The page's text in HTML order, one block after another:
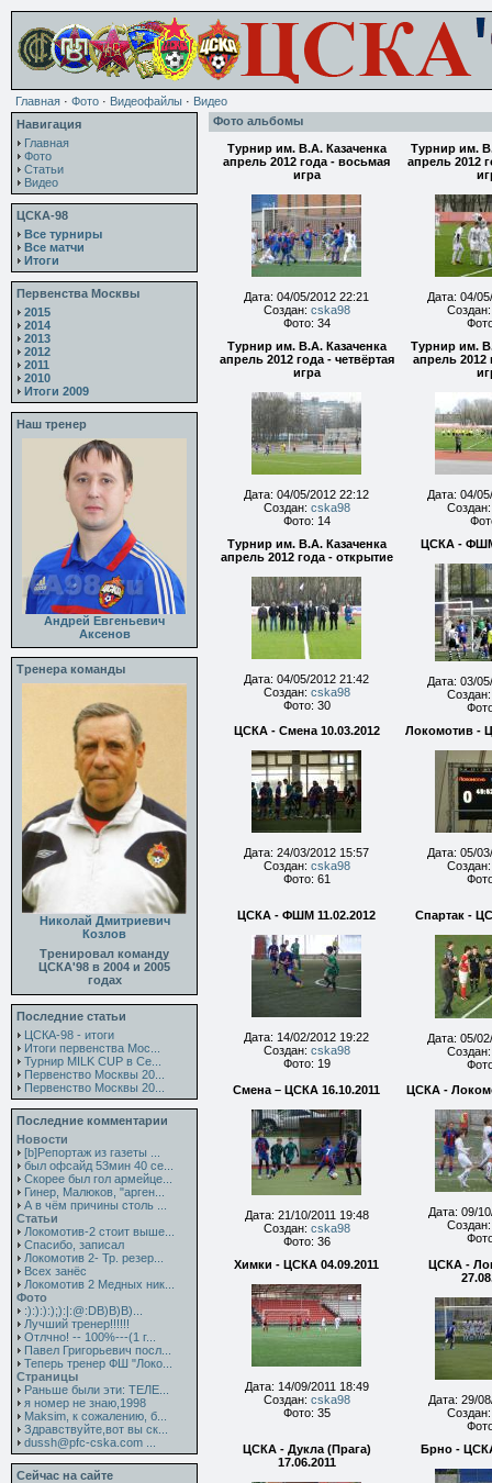
Главная · Фото · Видеофайлы · Видео
Навигация
Главная
Фото
Статьи
Видео
ЦСКА-98
Все турниры
Все матчи
Итоги
Первенства Москвы
2015
2014
2013
2012
2011
2010
Итоги 2009
Наш тренер
Андрей Евгеньевич
Аксенов
Тренера команды
Николай Дмитриевич
Козлов
Тренировал команду
ЦСКА'98 в 2004 и 2005
годах
Последние статьи
ЦСКА-98 - итоги
Итоги первенства Мос...
Турнир MILK CUP в Се...
Первенство Москвы 20...
Первенство Москвы 20...
Последние комментарии
Новости
[b]Репортаж из газеты ...
был офсайд 53мин 40 се...
Скорее был гол армейце...
Гинер, Малюков, "арген...
А в чём причины столь ...
Статьи
Локомотив-2 стоит выше...
Спасибо, записал
Локомотив 2- Тр. резер...
Всех занёс
Локомотив 2 Медных ник...
Фото
:):):):);):|:@:DB)B)B)...
Лучший тренер!!!!!!
Отлчно! -- 100%---(1 г...
Павел Григорьевич посл...
Теперь тренер ФШ "Локо...
Страницы
Раньше были эти: ТЕЛЕ...
я номер не знаю,1998
Maksim, к сожалению, б...
Здравствуйте,вот вы ск...
dussh@pfc-cska.com ...
Сейчас на сайте
Фото альбомы
Турнир им. В.А. Казаченка
апрель 2012 года - восьмая
игра
Дата: 04/05/2012 22:21
Создан: cska98
Фото: 34
Турнир им.
апрель 2012
Дата: 04/
Турнир им. В.А. Казаченка
апрель 2012 года - четвёртая
игра
Дата: 04/05/2012 22:12
Создан: cska98
Фото: 14
Турнир им.
апрель 2012
Дата: 04/
Турнир им. В.А. Казаченка
апрель 2012 года - открытие
Дата: 04/05/2012 21:42
Создан: cska98
Фото: 30
ЦСКА - ФШМ
Дата: 03/
ЦСКА - Смена 10.03.2012
Дата: 24/03/2012 15:57
Создан: cska98
Фото: 61
Локомотив -
Дата: 05/
ЦСКА - ФШМ 11.02.2012
Дата: 14/02/2012 19:22
Создан: cska98
Фото: 19
Спартак -
Дата: 05/
Смена – ЦСКА 16.10.2011
Дата: 21/10/2011 19:48
Создан: cska98
Фото: 36
ЦСКА -
Дата: 09/
Химки - ЦСКА 04.09.2011
Дата: 14/09/2011 18:49
Создан: cska98
Фото: 35
ЦСКА -
Дата: 29/
ЦСКА - Дукла (Прага)
17.06.2011
Брно -